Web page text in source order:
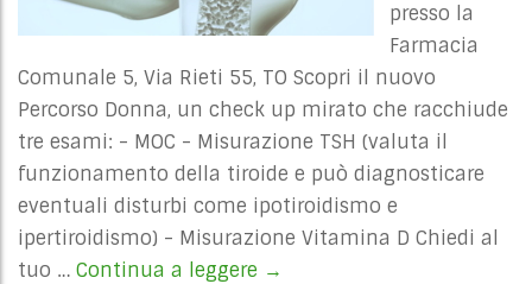
presso la
Farmacia
Comunale 5, Via Rieti 55, TO Scopri il nuovo
Percorso Donna, un check up mirato che racchiude
tre esami: - MOC - Misurazione TSH (valuta il
funzionamento della tiroide e può diagnosticare
eventuali disturbi come ipotiroidismo e
ipertiroidismo) - Misurazione Vitamina D Chiedi al
tuo … Continua a leggere MINERALOMETRIA
→